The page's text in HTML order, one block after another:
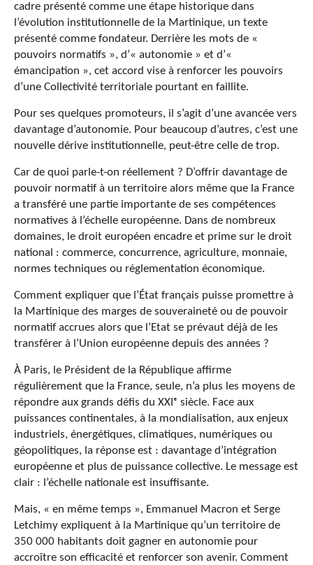
cadre présenté comme une étape historique dans
l’évolution institutionnelle de la Martinique, un texte
présenté comme fondateur. Derrière les mots de «
pouvoirs normatifs », d’« autonomie » et d’«
émancipation », cet accord vise à renforcer les pouvoirs
d’une Collectivité territoriale pourtant en faillite.
Pour ses quelques promoteurs, il s’agit d’une avancée vers
davantage d’autonomie. Pour beaucoup d’autres, c’est une
nouvelle dérive institutionnelle, peut-être celle de trop.
Car de quoi parle-t-on réellement ? D’offrir davantage de
pouvoir normatif à un territoire alors même que la France
a transféré une partie importante de ses compétences
normatives à l’échelle européenne. Dans de nombreux
domaines, le droit européen encadre et prime sur le droit
national : commerce, concurrence, agriculture, monnaie,
normes techniques ou réglementation économique.
Comment expliquer que l’État français puisse promettre à
la Martinique des marges de souveraineté ou de pouvoir
normatif accrues alors que l’Etat se prévaut déjà de les
transférer à l’Union européenne depuis des années ?
À Paris, le Président de la République affirme
régulièrement que la France, seule, n’a plus les moyens de
répondre aux grands défis du XXIᵉ siècle. Face aux
puissances continentales, à la mondialisation, aux enjeux
industriels, énergétiques, climatiques, numériques ou
géopolitiques, la réponse est : davantage d’intégration
européenne et plus de puissance collective. Le message est
clair : l’échelle nationale est insuffisante.
Mais, « en même temps », Emmanuel Macron et Serge
Letchimy expliquent à la Martinique qu’un territoire de
350 000 habitants doit gagner en autonomie pour
accroître son efficacité et renforcer son avenir. Comment